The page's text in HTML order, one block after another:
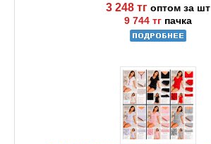
3 248 тг оптом за шт
9 744 тг пачка